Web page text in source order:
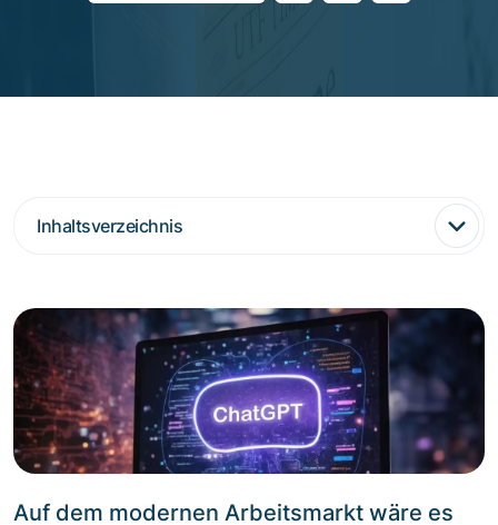
Inhaltsverzeichnis
Auf dem modernen Arbeitsmarkt wäre es